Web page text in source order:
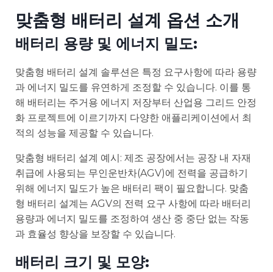
맞춤형 배터리 설계 옵션 소개
배터리 용량 및 에너지 밀도:
맞춤형 배터리 설계 솔루션은 특정 요구사항에 따라 용량
과 에너지 밀도를 유연하게 조정할 수 있습니다. 이를 통
해 배터리는 주거용 에너지 저장부터 산업용 그리드 안정
화 프로젝트에 이르기까지 다양한 애플리케이션에서 최
적의 성능을 제공할 수 있습니다.
맞춤형 배터리 설계 예시: 제조 공장에서는 공장 내 자재
취급에 사용되는 무인운반차(AGV)에 전력을 공급하기
위해 에너지 밀도가 높은 배터리 팩이 필요합니다. 맞춤
형 배터리 설계는 AGV의 전력 요구 사항에 따라 배터리
용량과 에너지 밀도를 조정하여 생산 중 중단 없는 작동
과 효율성 향상을 보장할 수 있습니다.
배터리 크기 및 모양: